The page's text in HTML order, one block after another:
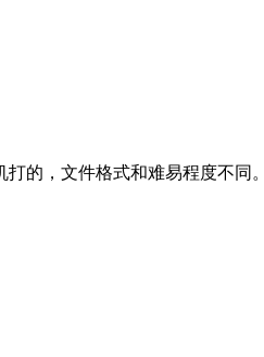
的，文件格式和难易程度不同